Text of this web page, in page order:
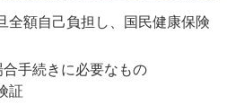
全額自己負担し、国民健康保険
手続きに必要なもの
証